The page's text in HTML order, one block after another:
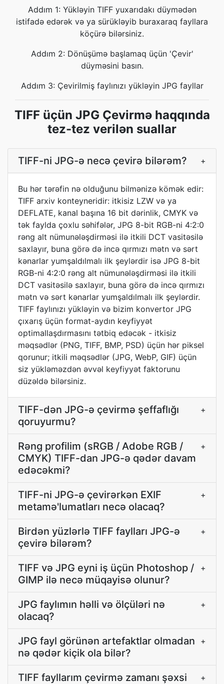
Addım 1: Yükləyin TIFF yuxarıdakı düymədən
istifadə edərək və ya sürükləyib buraxaraq fayllara
köçürə bilərsiniz.
Addım 2: Dönüşümə başlamaq üçün 'Çevir'
düyməsini basın.
Addım 3: Çevirilmiş faylınızı yükləyin JPG fayllar
TIFF üçün JPG Çevirmə haqqında
tez-tez verilən suallar
TIFF-ni JPG-ə necə çevirə bilərəm? +
Bu hər tərəfin nə olduğunu bilmənizə kömək edir:
TIFF arxiv konteyneridir: itkisiz LZW və ya
DEFLATE, kanal başına 16 bit dərinlik, CMYK və
tək faylda çoxlu səhifələr, JPG 8-bit RGB-ni 4:2:0
rəng alt nümunələşdirməsi ilə itkili DCT vasitəsilə
saxlayır, buna görə də incə qırmızı mətn və sərt
kənarlar yumşaldılmalı ilk şeylərdir isə JPG 8-bit
RGB-ni 4:2:0 rəng alt nümunələşdirməsi ilə itkili
DCT vasitəsilə saxlayır, buna görə də incə qırmızı
mətn və sərt kənarlar yumşaldılmalı ilk şeylərdir.
TIFF faylınızı yükləyin və bizim konvertor JPG
çıxarış üçün format-aydın keyfiyyət
optimallaşdırmasını tətbiq edəcək - itkisiz
məqsədlər (PNG, TIFF, BMP, PSD) üçün hər piksel
qorunur; itkili məqsədlər (JPG, WebP, GIF) üçün
siz yükləməzdən əvvəl keyfiyyət faktorunu
düzəldə bilərsiniz.
TIFF-dən JPG-ə çevirmə şeffaflığı
qoruyurmu?
+
Rəng profilim (sRGB / Adobe RGB /
CMYK) TIFF-dan JPG-ə qədər davam
edəcəkmi?
+
TIFF-ni JPG-ə çevirərkən EXIF
metamə'lumatları necə olacaq?
+
Birdən yüzlərlə TIFF faylları JPG-ə
çevirə bilərəm?
+
TIFF və JPG eyni iş üçün Photoshop /
GIMP ilə necə müqayisə olunur?
+
JPG faylımın həlli və ölçüləri nə
olacaq?
+
JPG fayl görünən artefaktlar olmadan
nə qədər kiçik ola bilər?
+
TIFF fayllarım çevirmə zamanı şəxsi
+